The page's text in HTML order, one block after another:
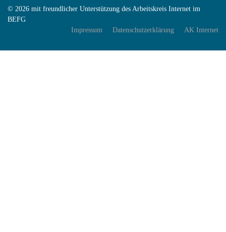
© 2026 mit freundlicher Unterstützung des Arbeitskreis Internet im
BEFG
Impressum
Datenschutzerklärung AK Internet